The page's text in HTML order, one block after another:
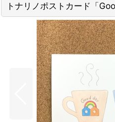
トナリノポストカード「